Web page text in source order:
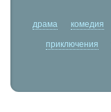
драма комедия
приключения